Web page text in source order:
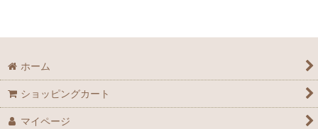
ホーム
ショッピングカート
マイページ